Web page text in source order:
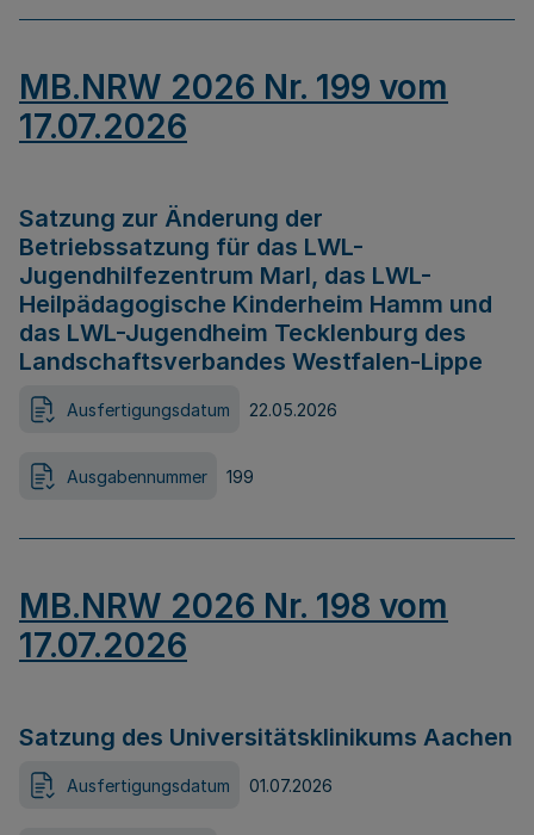
MB.NRW 2026 Nr. 199 vom
17.07.2026
Satzung zur Änderung der
Betriebssatzung für das LWL-
Jugendhilfezentrum Marl, das LWL-
Heilpädagogische Kinderheim Hamm und
das LWL-Jugendheim Tecklenburg des
Landschaftsverbandes Westfalen-Lippe
Ausfertigungsdatum 22.05.2026
Ausgabennummer 199
MB.NRW 2026 Nr. 198 vom
17.07.2026
Satzung des Universitätsklinikums Aachen
Ausfertigungsdatum 01.07.2026